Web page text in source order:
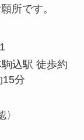
所です。
込駅 徒歩約
15分